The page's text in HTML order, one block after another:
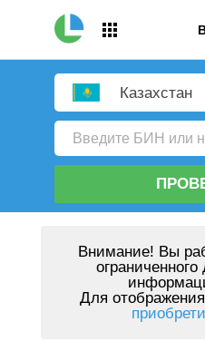
Казахстан
Внимание! Вы
Для